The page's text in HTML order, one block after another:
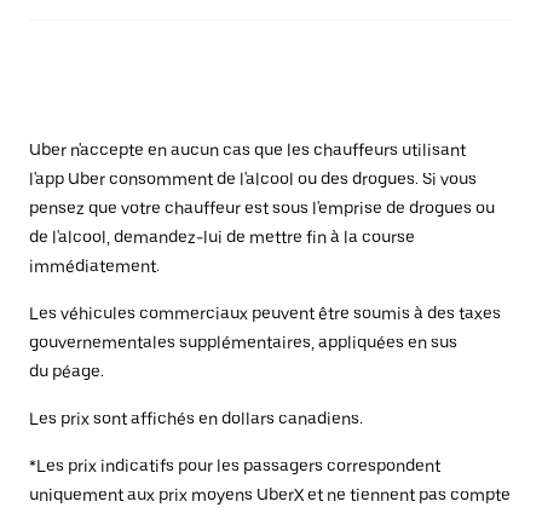
Uber n'accepte en aucun cas que les chauffeurs utilisant
l'app Uber consomment de l'alcool ou des drogues. Si vous
pensez que votre chauffeur est sous l'emprise de drogues ou
de l'alcool, demandez-lui de mettre fin à la course
immédiatement.
Les véhicules commerciaux peuvent être soumis à des taxes
gouvernementales supplémentaires, appliquées en sus
du péage.
Les prix sont affichés en dollars canadiens.
*Les prix indicatifs pour les passagers correspondent
uniquement aux prix moyens UberX et ne tiennent pas compte